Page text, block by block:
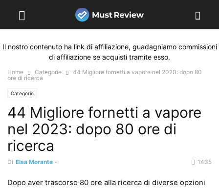
Il nostro contenuto ha link di affiliazione, guadagniamo commissioni
di affiliazione se acquisti tramite esso.
Home Categorie
44 Migliore fornetti a vapore nel 2023: dopo 80
ore di ricerca
Categorie
44 Migliore fornetti a vapore
nel 2023: dopo 80 ore di
ricerca
Di Elsa Morante - 1435
Dopo aver trascorso 80 ore alla ricerca di diverse opzioni